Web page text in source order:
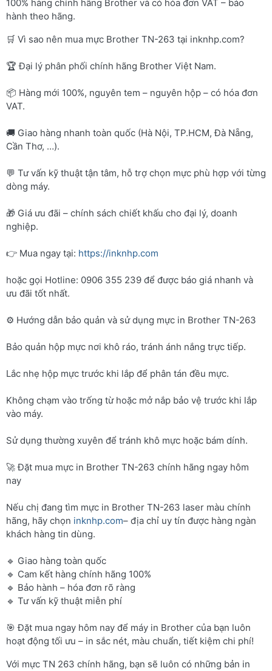
100% hàng chính hãng Brother và có hóa đơn VAT – bảo
hành theo hãng.
🛒 Vì sao nên mua mực Brother TN-263 tại inknhp.com?
🏆 Đại lý phân phối chính hãng Brother Việt Nam.
📦 Hàng mới 100%, nguyên tem – nguyên hộp – có hóa đơn
VAT.
🚚 Giao hàng nhanh toàn quốc (Hà Nội, TP.HCM, Đà Nẵng,
Cần Thơ, …).
💬 Tư vấn kỹ thuật tận tâm, hỗ trợ chọn mực phù hợp với từng
dòng máy.
🎁 Giá ưu đãi – chính sách chiết khấu cho đại lý, doanh
nghiệp.
👉 Mua ngay tại: https://inknhp.com
hoặc gọi Hotline: 0906 355 239 để được báo giá nhanh và
ưu đãi tốt nhất.
⚙️ Hướng dẫn bảo quản và sử dụng mực in Brother TN-263
Bảo quản hộp mực nơi khô ráo, tránh ánh nắng trực tiếp.
Lắc nhẹ hộp mực trước khi lắp để phân tán đều mực.
Không chạm vào trống từ hoặc mở nắp bảo vệ trước khi lắp
vào máy.
Sử dụng thường xuyên để tránh khô mực hoặc bám dính.
🚀 Đặt mua mực in Brother TN-263 chính hãng ngay hôm
nay
Nếu chị đang tìm mực in Brother TN-263 laser màu chính
hãng, hãy chọn inknhp.com– địa chỉ uy tín được hàng ngàn
khách hàng tin dùng.
🔹 Giao hàng toàn quốc
🔹 Cam kết hàng chính hãng 100%
🔹 Bảo hành – hóa đơn rõ ràng
🔹 Tư vấn kỹ thuật miễn phí
🎯 Đặt mua ngay hôm nay để máy in Brother của bạn luôn
hoạt động tối ưu – in sắc nét, màu chuẩn, tiết kiệm chi phí!
Với mực TN 263 chính hãng, bạn sẽ luôn có những bản in